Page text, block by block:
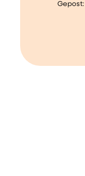
Gepost: